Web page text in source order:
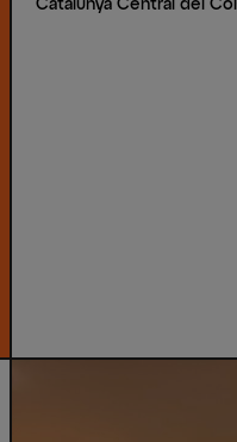
Catalunya Central del